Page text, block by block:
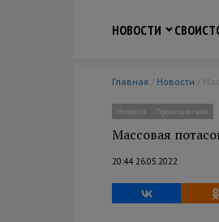
НОВОСТИ
СВО
Главная / Новости /
Новости Происшествия
Массовая
20:44 26.05.2022